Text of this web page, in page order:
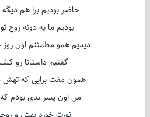
حاضر بودیم برا هم
بودیم ما یه دونه روح
دیدیم همو مطمئنم اون
گفتیم داستانا رو
همون مفت برایی که
من اون پسر بدی بودم